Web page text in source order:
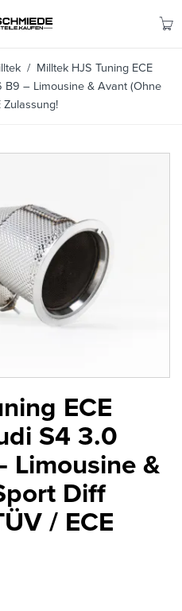
/ Milltek HJS Tuning ECE
– Limousine & Avant (Ohne
Zulassung!
ECE
S4 3.0
Limousine &
Diff
/ ECE